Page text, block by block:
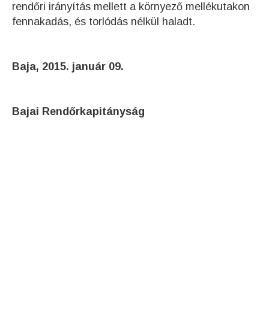
rendőri irányítás mellett a környező mellékutakon
fennakadás, és torlódás nélkül haladt.
Baja, 2015. január 09.
Bajai Rendőrkapitányság